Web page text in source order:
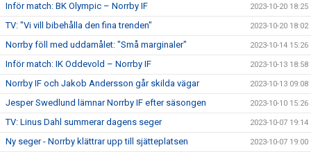
Inför match: BK Olympic – Norrby IF 2023-10-20 18:25
TV: "Vi vill bibehålla den fina trenden" 2023-10-20 18:02
Norrby föll med uddamålet: "Små marginaler" 2023-10-14 15:26
Inför match: IK Oddevold – Norrby IF 2023-10-13 18:58
Norrby IF och Jakob Andersson går skilda vägar 2023-10-13 09:08
Jesper Swedlund lämnar Norrby IF efter säsongen 2023-10-10 15:26
TV: Linus Dahl summerar dagens seger 2023-10-07 19:14
Ny seger - Norrby klättrar upp till sjätteplatsen 2023-10-07 19:00